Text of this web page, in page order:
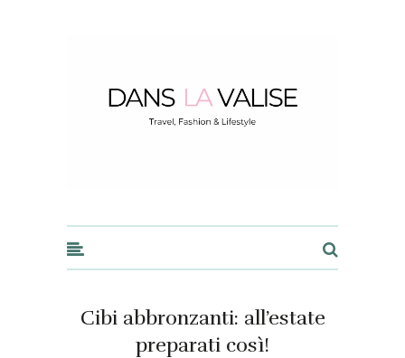
Cibi abbronzanti: all’estate
preparati così!